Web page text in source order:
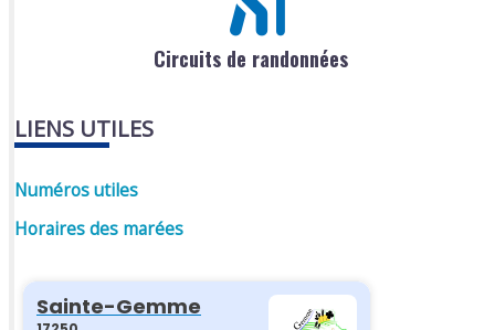
Circuits de randonnées
LIENS UTILES
Numéros utiles
Horaires des marées